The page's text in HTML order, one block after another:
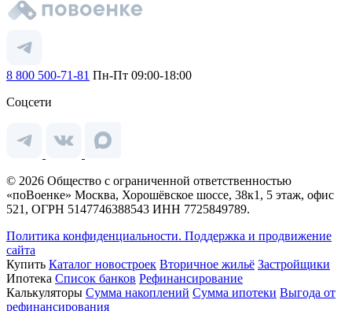
8 800 500-71-81 Пн-Пт 09:00-18:00
Соцсети
© 2026 Общество с ограниченной ответственностью
«поВоенке» Москва, Хорошёвское шоссе, 38к1, 5 этаж, офис
521, ОГРН 5147746388543 ИНН 7725849789.
Политика конфиденциальности. Поддержка и продвижение
сайта
Купить Каталог новостроек Вторичное жильё Застройщики
Ипотека Список банков Рефинансирование
Калькуляторы Сумма накоплений Сумма ипотеки Выгода от
рефинансирования